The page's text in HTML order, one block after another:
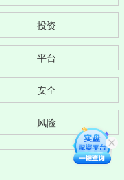
投资
平台
安全
风险